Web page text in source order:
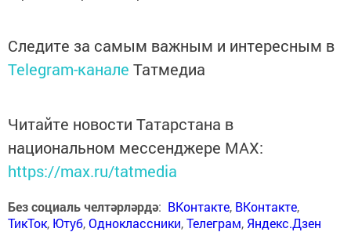
Следите за самым важным и интересным в
Telegram-канале Татмедиа
Читайте новости Татарстана в
национальном мессенджере MАХ:
https://max.ru/tatmedia
Без социаль челтәрләрдә: ВКонтакте, ВКонтакте,
ТикТок, Ютуб,Одноклассники,Телеграм, Яндекс.Дзен